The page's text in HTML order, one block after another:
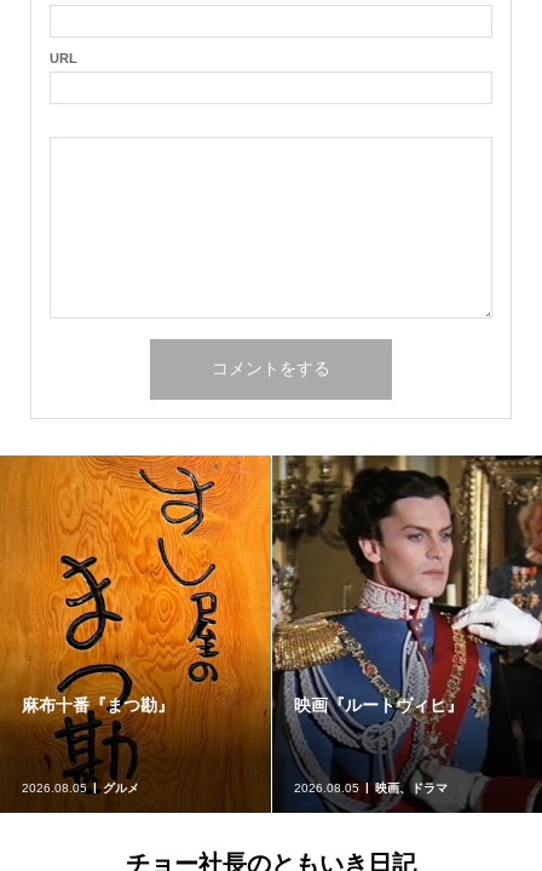
URL
麻布十番『まつ勘』
2026.08.05 グルメ
映画『ルートヴィヒ』
2026.08.05 映画、ドラマ
チョー社長のともいき日記